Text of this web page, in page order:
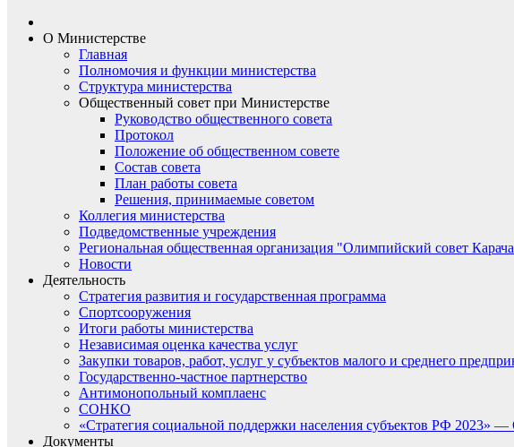
О Министерстве
Главная
Полномочия и функции министерства
Структура министерства
Общественный совет при Министерстве
Руководство общественного совета
Протокол
Положение об общественном совете
Состав совета
План работы совета
Решения, принимаемые советом
Коллегия министерства
Подведомственные учреждения
Региональная общественная организация "Олимпийский совет
Новости
Деятельность
Стратегия развития и государственная программа
Спортсооружения
Итоги работы министерства
Независимая оценка качества услуг
Закупки товаров, работ, услуг у субъектов малого и среднего
Государственно-частное партнерство
Антимонопольный комплаенс
СОНКО
«Стратегия социальной поддержки населения субъектов РФ 2023»
Документы